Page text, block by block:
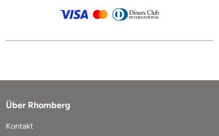
Über Rhomberg
Kontakt